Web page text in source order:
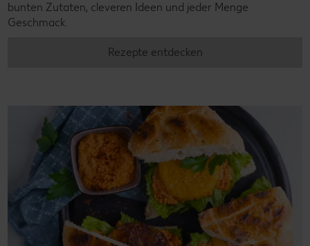
bunten Zutaten, cleveren Ideen und jeder Menge
Geschmack.
Rezepte entdecken